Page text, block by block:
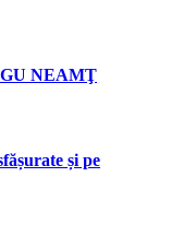
NEAMŢ
și pe